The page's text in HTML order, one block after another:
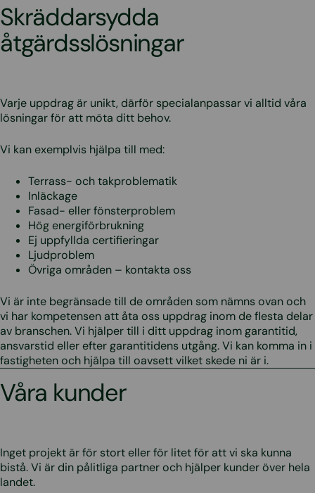
Skräddarsydda
åtgärdsslösningar
Varje uppdrag är unikt, därför specialanpassar vi alltid våra
lösningar för att möta ditt behov.
Vi kan exemplvis hjälpa till med:
Terrass- och takproblematik
Inläckage
Fasad- eller fönsterproblem
Hög energiförbrukning
Ej uppfyllda certifieringar
Ljudproblem
Övriga områden – kontakta oss
Vi är inte begränsade till de områden som nämns ovan och
vi har kompetensen att åta oss uppdrag inom de flesta delar
av branschen. Vi hjälper till i ditt uppdrag inom garantitid,
ansvarstid eller efter garantitidens utgång. Vi kan komma in i
fastigheten och hjälpa till oavsett vilket skede ni är i.
Våra kunder
Inget projekt är för stort eller för litet för att vi ska kunna
bistå. Vi är din pålitliga partner och hjälper kunder över hela
landet.